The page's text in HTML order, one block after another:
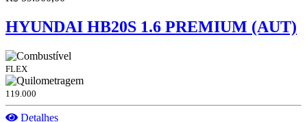
HYUNDAI HB20S 1.6 PREMIUM (AUT)
FLEX
119.000
Detalhes